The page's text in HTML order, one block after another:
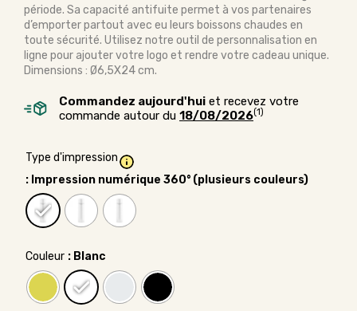
période. Sa capacité antifuite permet à vos partenaires
d’emporter partout avec eu leurs boissons chaudes en
toute sécurité. Utilisez notre outil de personnalisation en
ligne pour ajouter votre logo et rendre votre cadeau unique.
Dimensions : Ø6,5X24 cm.
Commandez aujourd'hui et recevez votre
commande autour du 18/08/2026(1)
Type d'impression
: Impression numérique 360° (plusieurs couleurs)
Couleur : Blanc